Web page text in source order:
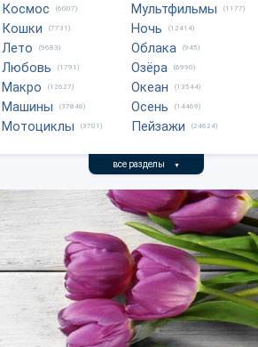
Космос (6007)
Кошки (7731)
Лето (9683)
Любовь (1791)
Макро (12627)
Машины (37848)
Мотоциклы (3701)
Мультфильмы (1177)
Ночь (12414)
Облака (945)
Озёра (6990)
Океан (13544)
Осень (14469)
Пейзажи (24624)
все разделы ▼